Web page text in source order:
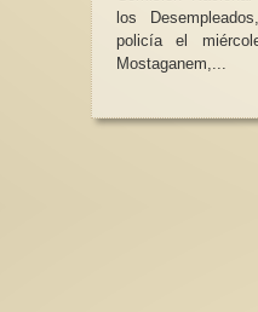
los
policía el
Mostaganem,...